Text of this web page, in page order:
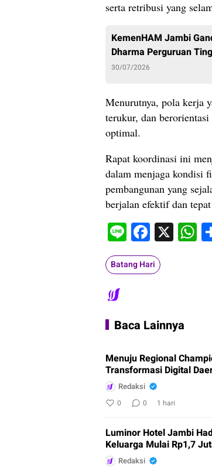
serta retribusi yang
KemenHAM Jambi
Dharma Perguruan
30/07/2026
Menurutnya, pola kerja
terukur, dan berorientasi
optimal.
Rapat koordinasi ini
dalam menjaga kondisi
pembangunan yang
berjalan efektif dan tepat
Line X
Batang Hari
Baca Lainnya
Menuju Regional
Transformasi Digital
Redaksi
0 0 1 hari
Luminor Hotel Jambi
Keluarga Mulai Rp1,7
Redaksi